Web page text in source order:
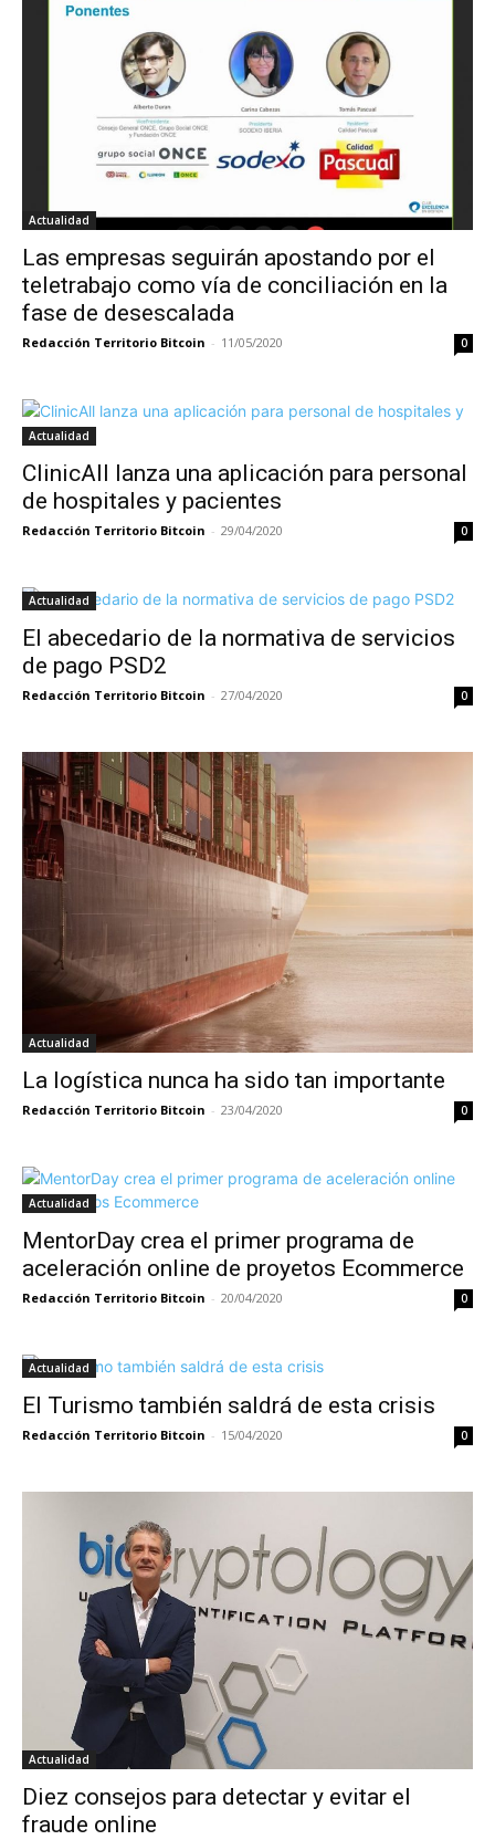
Actualidad
Las empresas seguirán apostando por el
teletrabajo como vía de conciliación en la
fase de desescalada
Redacción Territorio Bitcoin - 11/05/2020 0
Actualidad
ClinicAll lanza una aplicación para personal
de hospitales y pacientes
Redacción Territorio Bitcoin - 29/04/2020 0
Actualidad
El abecedario de la normativa de servicios
de pago PSD2
Redacción Territorio Bitcoin - 27/04/2020 0
Actualidad
La logística nunca ha sido tan importante
Redacción Territorio Bitcoin - 23/04/2020 0
Actualidad
MentorDay crea el primer programa de
aceleración online de proyetos Ecommerce
Redacción Territorio Bitcoin - 20/04/2020 0
Actualidad
El Turismo también saldrá de esta crisis
Redacción Territorio Bitcoin - 15/04/2020 0
Actualidad
Diez consejos para detectar y evitar el
fraude online